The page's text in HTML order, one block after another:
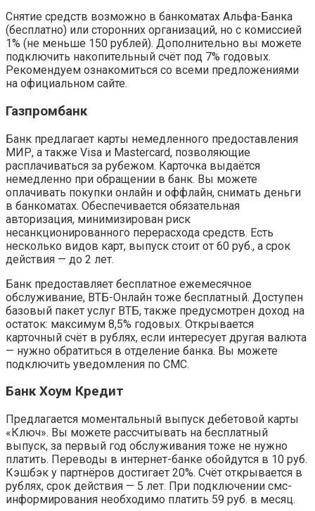
Снятие средств возможно в банкоматах Альфа-Банка
(бесплатно) или сторонних организаций, но с комиссией
1% (не меньше 150 рублей). Дополнительно вы можете
подключить накопительный счёт под 7% годовых.
Рекомендуем ознакомиться со всеми предложениями
на официальном сайте.
Газпромбанк
Банк предлагает карты немедленного предоставления
МИР, а также Visa и Mastercard, позволяющие
расплачиваться за рубежом. Карточка выдаётся
немедленно при обращении в банк. Вы можете
оплачивать покупки онлайн и оффлайн, снимать деньги
в банкоматах. Обеспечивается обязательная
авторизация, минимизирован риск
несанкционированного перерасхода средств. Есть
несколько видов карт, выпуск стоит от 60 руб., а срок
действия — до 2 лет.
Банк предоставляет бесплатное ежемесячное
обслуживание, ВТБ-Онлайн тоже бесплатный. Доступен
базовый пакет услуг ВТБ, также предусмотрен доход на
остаток: максимум 8,5% годовых. Открывается
карточный счёт в рублях, если интересует другая валюта
— нужно обратиться в отделение банка. Вы можете
подключить уведомления по СМС.
Банк Хоум Кредит
Предлагается моментальный выпуск дебетовой карты
«Ключ». Вы можете рассчитывать на бесплатный
выпуск, за первый год обслуживания тоже не нужно
платить. Переводы в интернет-банке обойдутся в 10 руб.
Кэшбэк у партнёров достигает 20%. Счёт открывается в
рублях, срок действия — 5 лет. При подключении смс-
информирования необходимо платить 59 руб. в месяц.